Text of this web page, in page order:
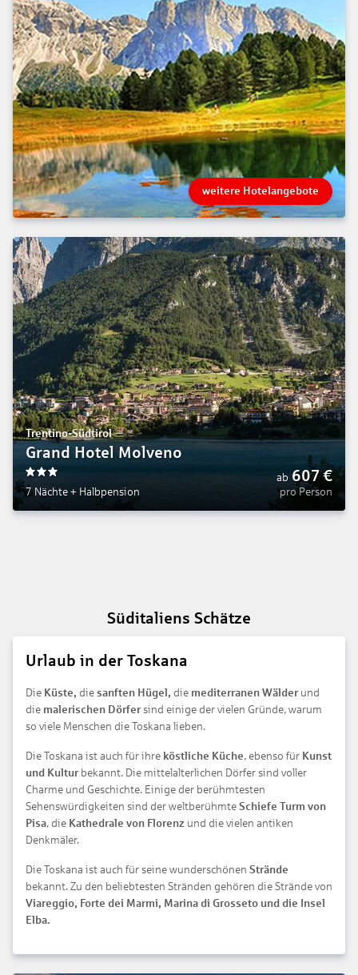
weitere Hotelangebote
Trentino-Südtirol
Grand Hotel Molveno
3
7 Nächte + Halbpension
ab 607€
pro Person
Süditaliens Schätze
Urlaub in der Toskana
Die Küste, die sanften Hügel, die mediterranen Wälderund
die malerischen Dörfersind einige der vielen Gründe, warum
so viele Menschen die Toskana lieben.
Die Toskana ist auch für ihre köstliche Küche, ebenso für Kunst
und Kulturbekannt. Die mittelalterlichen Dörfer sind voller
Charme und Geschichte. Einige der berühmtesten
Sehenswürdigkeiten sind der weltberühmte Schiefe Turm von
Pisa, die Kathedrale von Florenz und die vielen antiken
Denkmäler.
Die Toskana ist auch für seine wunderschönen Strände
bekannt. Zu den beliebtesten Stränden gehören die Strände von
Viareggio, Forte dei Marmi, Marina di Grosseto und die Insel
Elba.